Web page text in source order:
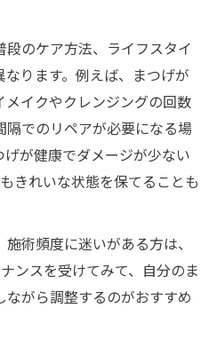
のケア方法、ライフスタイ
ります。例えば、まつげが
イクやクレンジングの回数
でのリペアが必要になる場
が健康でダメージが少ない
きれいな状態を保てることも
術頻度に迷いがある方は、
ンスを受けてみて、自分のま
がら調整するのがおすすめ